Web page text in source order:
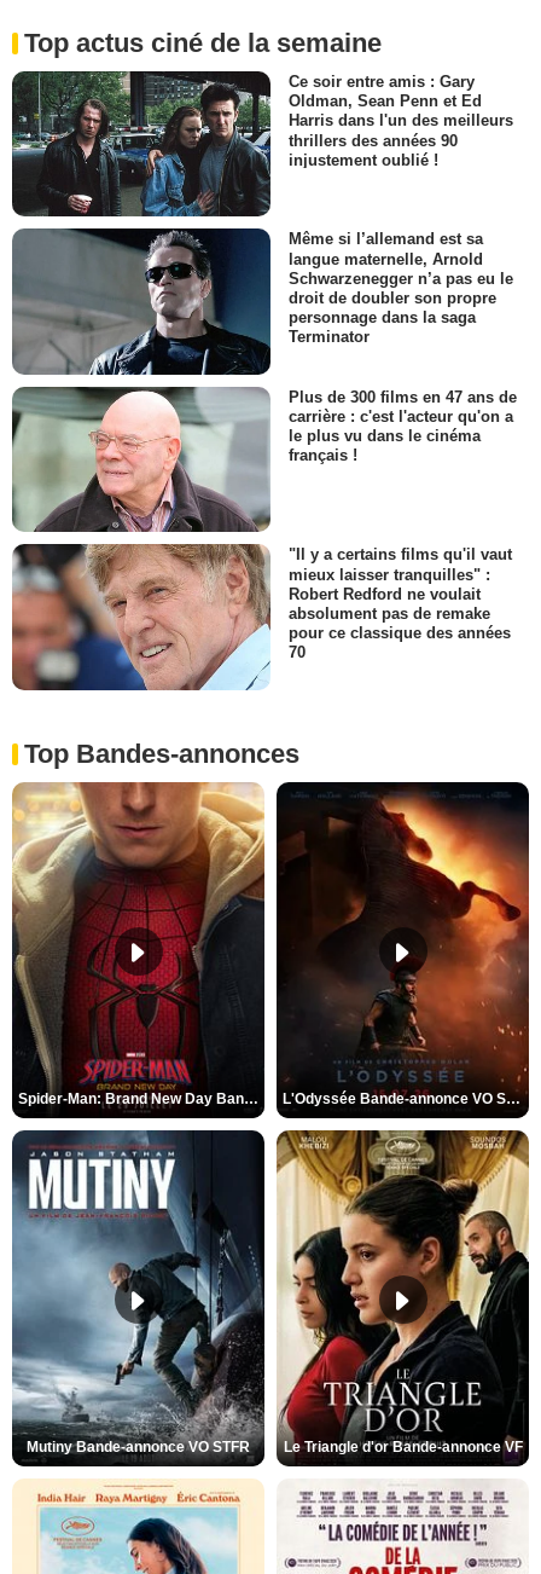
Top actus ciné de la semaine
Ce soir entre amis : Gary
Oldman, Sean Penn et Ed
Harris dans l'un des meilleurs
thrillers des années 90
injustement oublié !
Même si l’allemand est sa
langue maternelle, Arnold
Schwarzenegger n’a pas eu le
droit de doubler son propre
personnage dans la saga
Terminator
Plus de 300 films en 47 ans de
carrière : c'est l'acteur qu'on a
le plus vu dans le cinéma
français !
"Il y a certains films qu'il vaut
mieux laisser tranquilles" :
Robert Redford ne voulait
absolument pas de remake
pour ce classique des années
70
Top Bandes-annonces
Spider-Man: Brand New Day Bande-annonce VO STFR L'Odyssée Bande-annonce VO STFR
Mutiny Bande-annonce VO STFR Le Triangle d'or Bande-annonce VF